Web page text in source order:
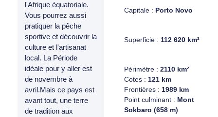
l'Afrique équatoriale.
Vous pourrez aussi
pratiquer la pêche
sportive et découvrir la
culture et l'artisanat
local. La Période
idéale pour y aller est
de novembre à
avril.Mais ce pays est
avant tout, une terre
de tradition aux
Capitale : Porto Novo
Superficie : 112 620 km²
Périmètre : 2110 km²
Cotes : 121 km
Frontières : 1989 km
Point culminant : Mont
Sokbaro (658 m)